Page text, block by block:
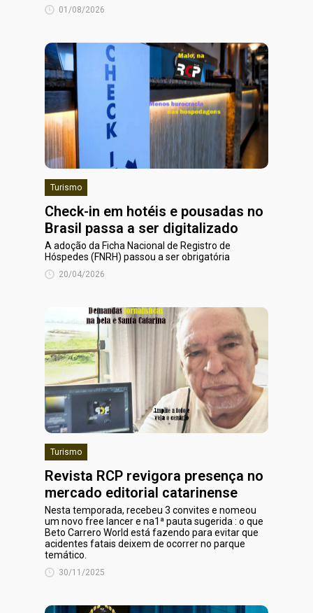
01/08/2026
Turismo
Check-in em hotéis e pousadas no
Brasil passa a ser digitalizado
A adoção da Ficha Nacional de Registro de
Hóspedes (FNRH) passou a ser obrigatória
20/04/2026
Turismo
Revista RCP revigora presença no
mercado editorial catarinense
Nesta temporada, recebeu 3 convites e nomeou
um novo free lancer e na1ª pauta sugerida : o que
Beto Carrero World está fazendo para evitar que
acidentes fatais deixem de ocorrer no parque
temático.
30/11/2025